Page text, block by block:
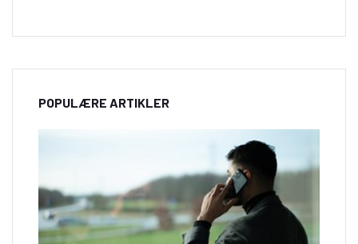
POPULÆRE ARTIKLER